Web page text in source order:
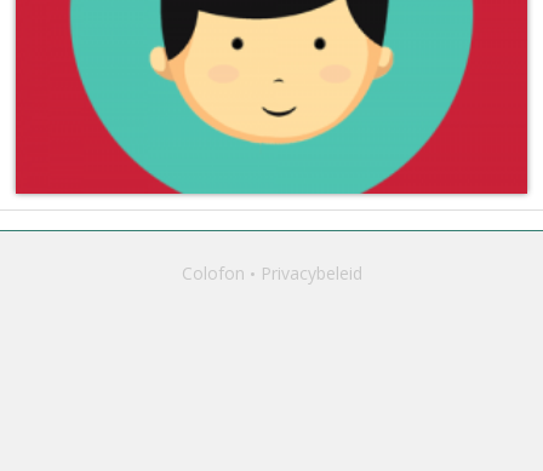
Colofon Privacybeleid